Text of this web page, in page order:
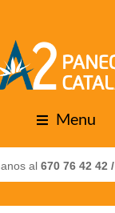
Menu
al 670 76 42 42 /